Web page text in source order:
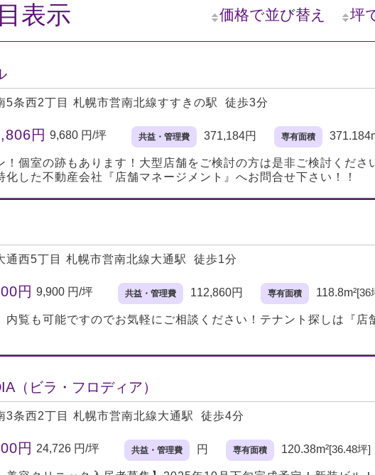
表示 価格で並び替え 坪
5条西2丁目 札幌市営南北線すすきの駅 徒歩3分
円 9,680 円/坪 共益・管理費 371,184円 専有面積
！個室の跡もあります！大型店舗をご検討の方は是非ご検討くださ
化した不動産会社『店舗マネージメント』へお問合せ下さい！！
通西5丁目 札幌市営南北線大通駅 徒歩1分
円 9,900 円/坪 共益・管理費 112,860円 専有面積 118.8m²[36
内覧も可能ですのでお気軽にご相談ください！テナント探しは『店
（ビラ・フロディア）
3条西2丁目 札幌市営南北線大通駅 徒歩4分
円 24,726 円/坪 共益・管理費 円 専有面積 120.38m²[36.48坪]